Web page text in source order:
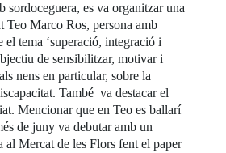
sordoceguera, es va organitzar una
Teo Marco Ros, persona amb
el tema ‘superació, integració i
de sensibilitzar, motivar i
nens en particular, sobre la
També va destacar el
Mencionar que en Teo es ballarí
de juny va debutar amb un
al Mercat de les Flors fent el paper